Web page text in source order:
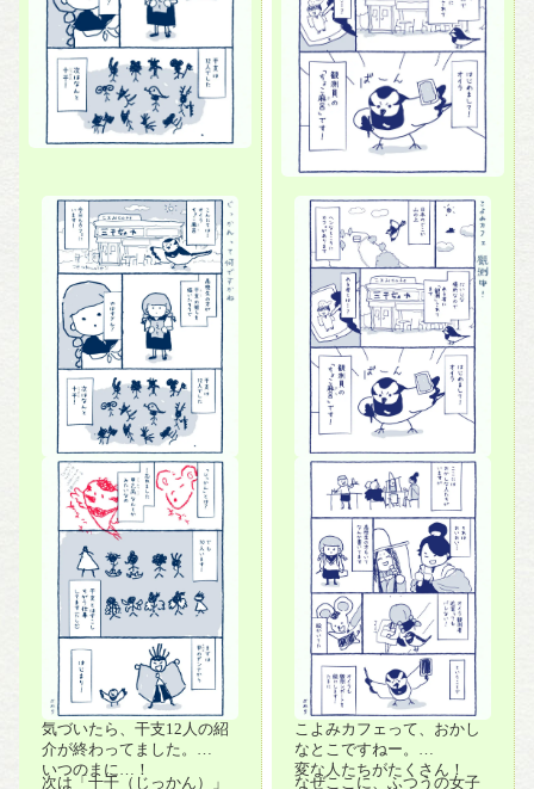
気づいたら、干支12人の紹
介が終わってました。
いつのまに…！
次は「十干（じっかん）」
こよみカフェって、おかし
なとこですねー。
変な人たちがたくさん！
なぜここに、ふつうの女子